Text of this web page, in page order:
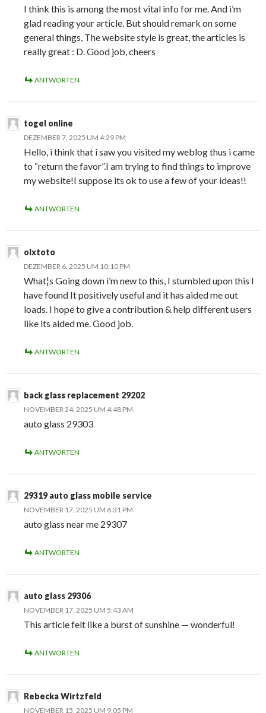
I think this is among the most vital info for me. And i’m
glad reading your article. But should remark on some
general things, The website style is great, the articles is
really great : D. Good job, cheers
ANTWORTEN
togel online
DEZEMBER 7, 2025 UM 4:29 PM
Hello, i think that i saw you visited my weblog thus i came
to “return the favor”.I am trying to find things to improve
my website!I suppose its ok to use a few of your ideas!!
ANTWORTEN
olxtoto
DEZEMBER 6, 2025 UM 10:10 PM
What¦s Going down i’m new to this, I stumbled upon this I
have found It positively useful and it has aided me out
loads. I hope to give a contribution & help different users
like its aided me. Good job.
ANTWORTEN
back glass replacement 29202
NOVEMBER 24, 2025 UM 4:48 PM
auto glass 29303
ANTWORTEN
29319 auto glass mobile service
NOVEMBER 17, 2025 UM 6:31 PM
auto glass near me 29307
ANTWORTEN
auto glass 29306
NOVEMBER 17, 2025 UM 5:43 AM
This article felt like a burst of sunshine — wonderful!
ANTWORTEN
Rebecka Wirtzfeld
NOVEMBER 15, 2025 UM 9:05 PM